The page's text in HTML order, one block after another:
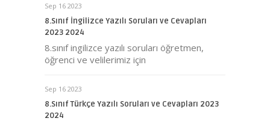
Sep 16 2023
8.Sınıf İngilizce Yazılı Soruları ve Cevapları
2023 2024
8.sınıf ingilizce yazılı soruları öğretmen,
öğrenci ve velilerimiz için
Sep 16 2023
8.Sınıf Türkçe Yazılı Soruları ve Cevapları 2023
2024